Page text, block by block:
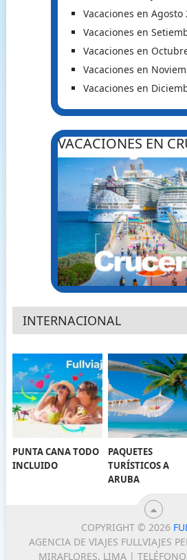
Vacaciones en Agosto
Vacaciones en
Vacaciones en
Vacaciones en
Vacaciones en
VACACIONES EN
INTERNACIONAL
PUNTA CANA TODO
INCLUIDO
PAQUETES
TURÍSTICOS A
ARUBA
COPYRIGHT © 2026
AGENCIA DE VIAJES FULLVIAJES
MIRAFLORES, LIMA |